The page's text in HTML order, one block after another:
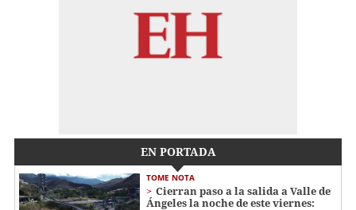
EN PORTADA
TOME NOTA
Cierran paso a la salida a Valle de
Ángeles la noche de este viernes: